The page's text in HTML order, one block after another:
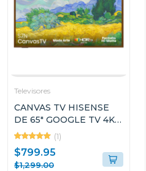
Televisores
CANVAS TV HISENSE
DE 65" GOOGLE TV 4K
UHD 65S7N
(1)
$799.95
$1,299.00